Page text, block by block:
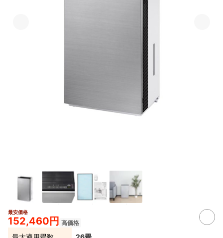
最安価格
152,460円 高価格